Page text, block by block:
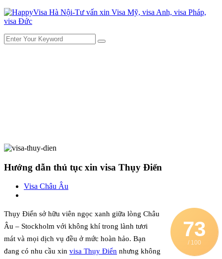
Hướng dẫn thủ tục xin visa Thụy Điển
Visa Châu Âu
73
/ 100
Thụy Điển sở hữu viên ngọc xanh giữa lòng Châu
Âu – Stockholm với không khí trong lành tươi
mát và mọi dịch vụ đều ở mức hoàn hảo. Bạn
đang có nhu cầu xin visa Thụy Điển nhưng không